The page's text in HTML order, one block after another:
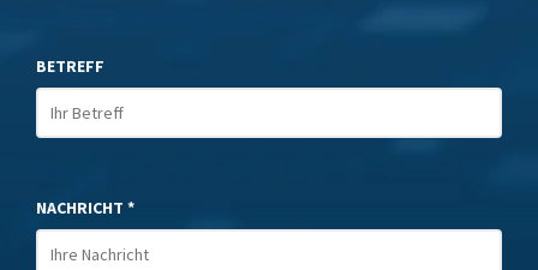
BETREFF
NACHRICHT *